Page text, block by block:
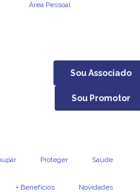
Área Pessoal
Sou Associado
Sou Promotor
Proteger Saúde
+ Benefícios Novidades